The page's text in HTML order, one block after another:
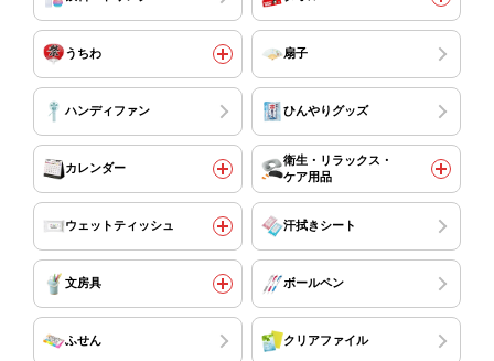
うちわ 扇子
ハンディファン ひんやりグッズ
カレンダー
衛生・リラックス・
ケア用品
ウェットティッシュ 汗拭きシート
文房具 ボールペン
ふせん クリアファイル